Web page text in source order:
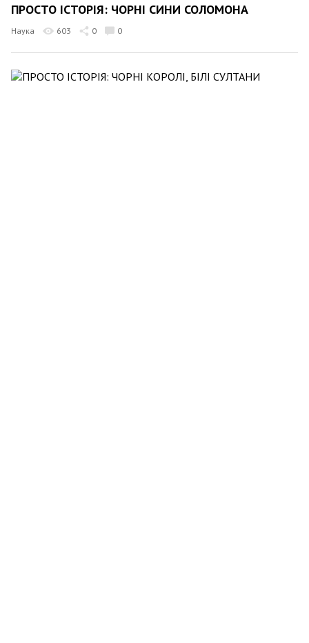
ПРОСТО ІСТОРІЯ: ЧОРНІ СИНИ СОЛОМОНА
Наука 603 0 0